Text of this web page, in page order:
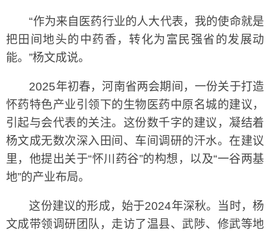
“作为来自医药行业的人大代表，我的使命就是
把田间地头的中药香，转化为富民强省的发展动
能。”杨文成说。
2025年初春，河南省两会期间，一份关于打造
怀药特色产业引领下的生物医药中原名城的建议，
引起与会代表的关注。这份数千字的建议，凝结着
杨文成无数次深入田间、车间调研的汗水。在建议
里，他提出关于“怀川药谷”的构想，以及“一谷两基
地”的产业布局。
这份建议的形成，始于2024年深秋。当时，杨
文成带领调研团队，走访了温县、武陟、修武等地